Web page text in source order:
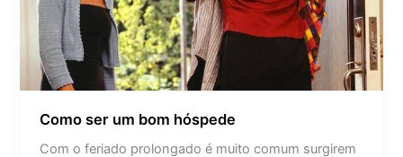
Como ser um bom hóspede
Com o feriado prolongado é muito comum surgirem